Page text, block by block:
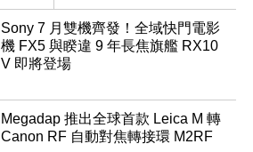
Sony 7 月雙機齊發！全域快門電影
機 FX5 與睽違 9 年長焦旗艦 RX10
V 即將登場
Megadap 推出全球首款 Leica M 轉
Canon RF 自動對焦轉接環 M2RF